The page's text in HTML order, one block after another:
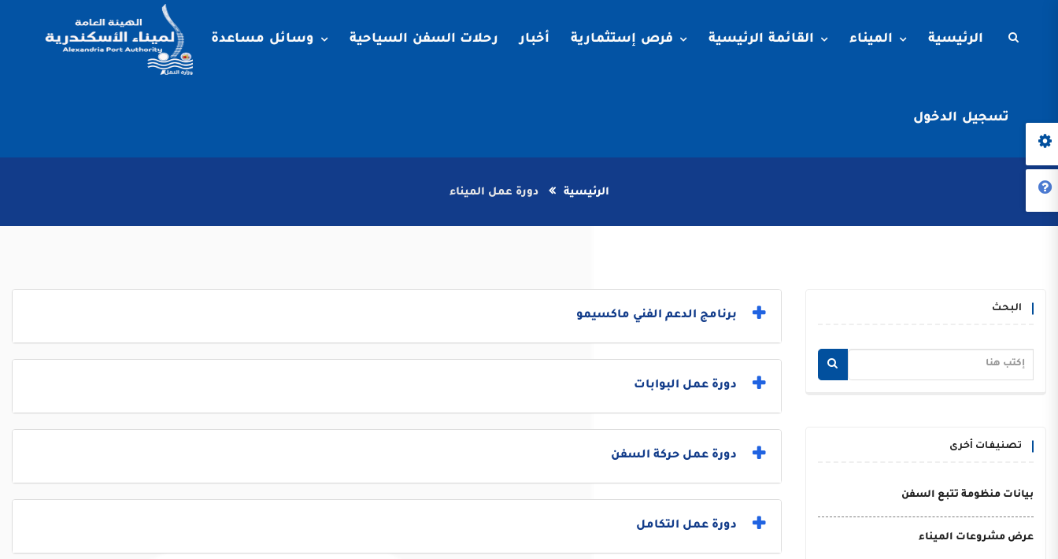
الرئيسية الميناء القائمة الرئيسية فرص إستثمارية أخبار رحلات السفن السياحية وسائل مساعدة
تسجيل الدخول
الرئيسية دورة عمل الميناء
البحث
تصنيفات أخرى
بيانات منظومة تتبع السفن
عرض مشروعات الميناء
برنامج الدعم الفني ماكسيمو
دورة عمل البوابات
دورة عمل حركة السفن
دورة عمل التكامل